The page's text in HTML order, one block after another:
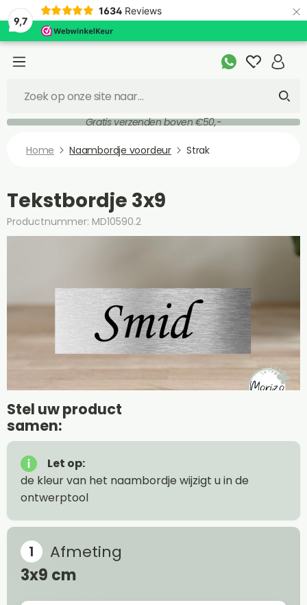
9,7
1634 Reviews ×
Gratis verzenden boven €50,-
Home Naambordje voordeur Strak
Tekstbordje 3x9
Productnummer: MD10590.2
Stel uw product
samen:
Let op:
de kleur van het naambordje wijzigt u in de
ontwerptool
Afmeting
3x9 cm